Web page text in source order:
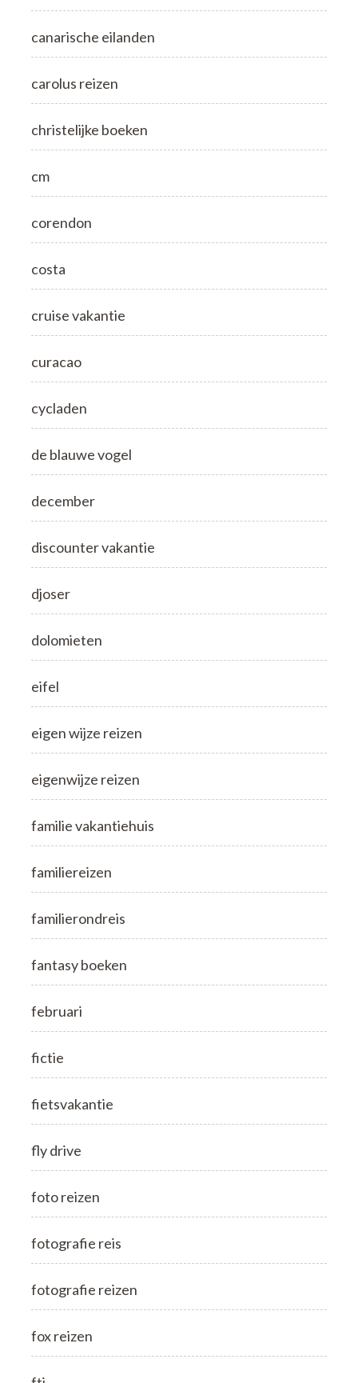
canarische eilanden
carolus reizen
christelijke boeken
cm
corendon
costa
cruise vakantie
curacao
cycladen
de blauwe vogel
december
discounter vakantie
djoser
dolomieten
eifel
eigen wijze reizen
eigenwijze reizen
familie vakantiehuis
familiereizen
familierondreis
fantasy boeken
februari
fictie
fietsvakantie
fly drive
foto reizen
fotografie reis
fotografie reizen
fox reizen